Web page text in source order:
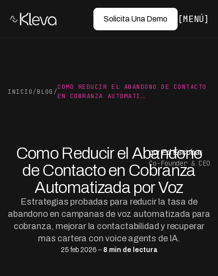
Solicita Una Demo MENÚ
INICIO/BLOG /
COMO REDUCIR EL ABANDONO DE CONTACTO
EN COBRANZA AUTOMATI…
Como Reducir el Abandono
de Contacto en Cobranza
Automatizada por Voz
Estrategias probadas para reducir la tasa de
abandono en campanas de voz automatizada para
cobranza, mejorar la contactabilidad y recuperar
mas cartera con voice agents de IA.
25 feb 2026 – 8 min de lectura
por Ed Escobar
Co-Founder & CEO